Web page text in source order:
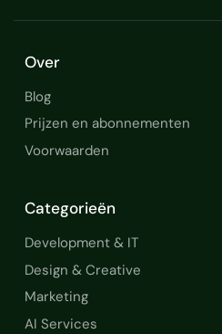
Over
Blog
Prijzen en abonnementen
Voorwaarden
Categorieën
Development & IT
Design & Creative
Marketing
AI Services